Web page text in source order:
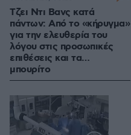
Τζει Ντι Βανς κατά
πάντων: Από το «κήρυγμα»
για την ελευθερία του
λόγου στις προσωπικές
επιθέσεις και τα…
μπουρίτο